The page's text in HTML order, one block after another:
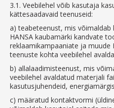
3.1. Veebilehel võib kasutaja
kättesaadavaid teenuseid:
a) teabeteenust, mis võimaldab
HANSA kaubamärki kandvate
reklaamikampaaniate ja muude
teenuste kohta veebilehel
b) allalaadimisteenust, mis
veebilehel avaldatud materjali
kasutusjuhendeid,
c) määratud kontaktvormi